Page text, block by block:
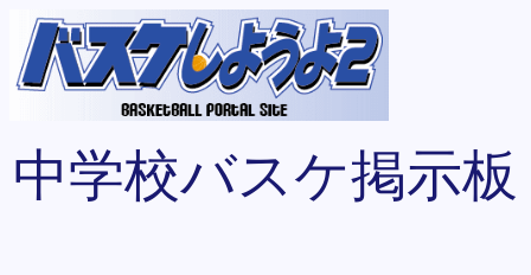
中学校バスケ掲示板